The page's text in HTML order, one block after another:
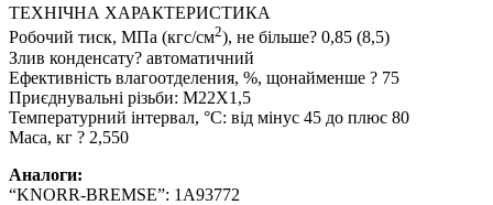
ТЕХНІЧНА ХАРАКТЕРИСТИКА
Робочий тиск, МПа (кгс/см2), не більше? 0,85 (8,5)
Злив конденсату? автоматичний
Ефективність влагоотделения, %, щонайменше ? 75
Приєднувальні різьби: М22X1,5
Температурний інтервал, °С: від мінус 45 до плюс 80
Маса, кг ? 2,550
Аналоги:
“KNORR-BREMSE”: 1A93772